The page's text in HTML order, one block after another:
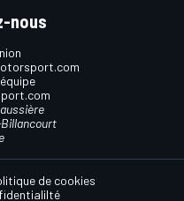
nous
de cookies